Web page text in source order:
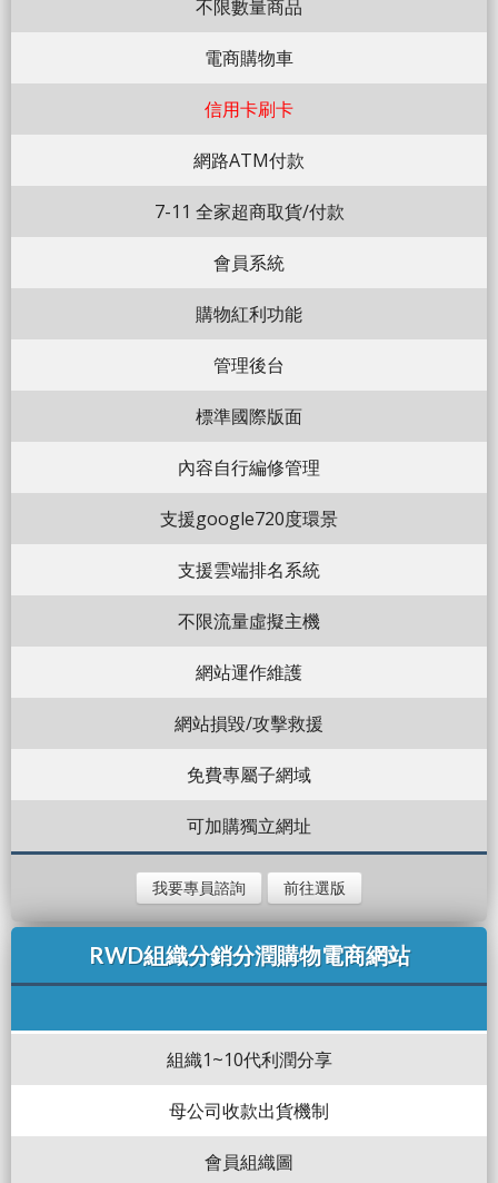
不限數量商品
電商購物車
信用卡刷卡
網路ATM付款
7-11 全家超商取貨/付款
會員系統
購物紅利功能
管理後台
標準國際版面
內容自行編修管理
支援google720度環景
支援雲端排名系統
不限流量虛擬主機
網站運作維護
網站損毀/攻擊救援
免費專屬子網域
可加購獨立網址
我要專員諮詢 前往選版
RWD組織分銷分潤購物電商網站
組織1~10代利潤分享
母公司收款出貨機制
會員組織圖